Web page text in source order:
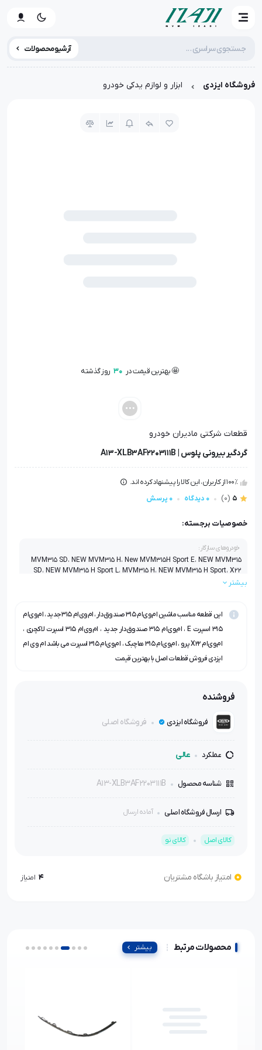
آرشیو محصولات
فروشگاه ایزدی ابزار و لوازم یدکی خودرو
🤩 بهترین قیمت در 30 روز گذشته
🤩 بهترین قیمت در 30
قطعات شرکتی مادیران خودرو
گردگیر بیرونی پلوس | A13-XLB3AF2203111B
100٪ از کاربران، این کالا را پیشنهاد کرده اند.
5
(0) 0 دیدگاه 0 پرسش
خصوصیات برجسته:
خودروهای سازگار:
MVM315 SD، NEW MVM315 H، New MVM315H Sport E، NEW MVM315
SD، NEW MVM315 H Sport L، MVM315 H، NEW MVM315 H Sport، X22
PRO MT
بیشتر
این قطعه مناسب ماشین ام‌وی‌ام ۳۱۵ صندوق‌دار ، ام‌وی‌ام ۳۱۵ جدید ، ام‌وی‌ام
۳۱۵ اسپرت E ، ام‌وی‌ام ۳۱۵ صندوق‌دار جدید ، ام‌وی‌ام ۳۱۵ اسپرت لاکچری ،
ام‌وی‌ام X22 پرو ، ام‌وی‌ام ۳۱۵ هاچبک ، ام‌وی‌ام ۳۱۵ اسپرت می باشد ام وی ام
ایزدی فروش قطعات اصل با بهترین قیمت
فروشنده
فروشگاه ایزدی فروشگاه اصلی
عملکرد عالی
شناسه محصول A13-XLB3AF2203111B
ارسال فروشگاه اصلی آماده ارسال
کالای اصل کالای نو
امتیاز باشگاه مشتریان 4 امتیاز
محصولات مرتبط بیشتر